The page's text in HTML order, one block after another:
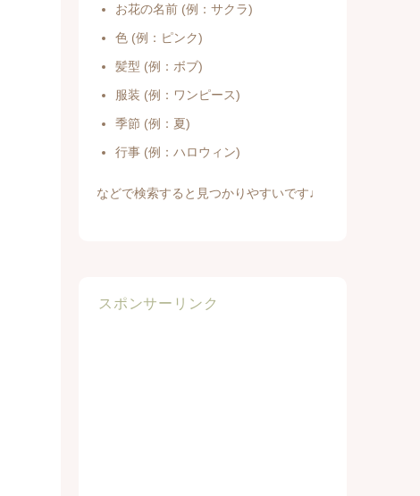
お花の名前 (例：サクラ)
色 (例：ピンク)
髪型 (例：ボブ)
服装 (例：ワンピース)
季節 (例：夏)
行事 (例：ハロウィン)
などで検索すると見つかりやすいです♩
スポンサーリンク